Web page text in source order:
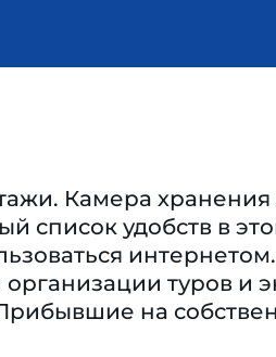
Камера
список удобств в
туров и
на